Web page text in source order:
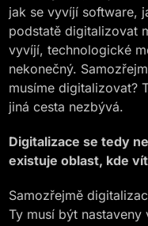
jak se vyvíjí software,
podstatě digitalizovat
vyvíjí, technologické
nekonečný.
musíme digitalizovat?
jiná cesta nezbývá.
Digitalizace se tedy
existuje oblast, kde
Samozřejmě
Ty musí být